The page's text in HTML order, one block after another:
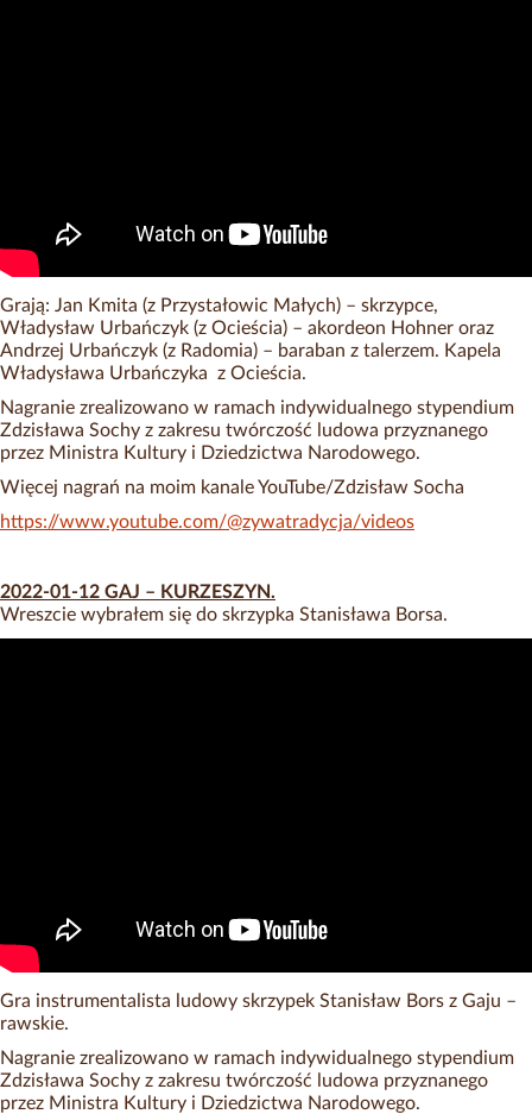
Grają: Jan Kmita (z Przystałowic Małych) – skrzypce,
Władysław Urbańczyk (z Ocieścia) – akordeon Hohner oraz
Andrzej Urbańczyk (z Radomia) – baraban z talerzem. Kapela
Władysława Urbańczyka z Ocieścia.
Nagranie zrealizowano w ramach indywidualnego stypendium
Zdzisława Sochy z zakresu twórczość ludowa przyznanego
przez Ministra Kultury i Dziedzictwa Narodowego.
Więcej nagrań na moim kanale YouTube/Zdzisław Socha
https://www.youtube.com/@zywatradycja/videos
2022-01-12 GAJ – KURZESZYN.
Wreszcie wybrałem się do skrzypka Stanisława Borsa.
Gra instrumentalista ludowy skrzypek Stanisław Bors z Gaju –
rawskie.
Nagranie zrealizowano w ramach indywidualnego stypendium
Zdzisława Sochy z zakresu twórczość ludowa przyznanego
przez Ministra Kultury i Dziedzictwa Narodowego.